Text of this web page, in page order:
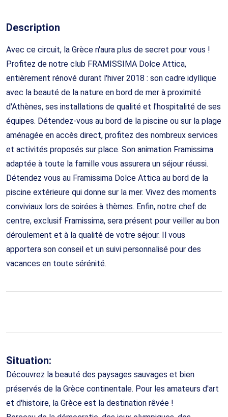
Description
Avec ce circuit, la Grèce n'aura plus de secret pour vous !
Profitez de notre club FRAMISSIMA Dolce Attica,
entièrement rénové durant l'hiver 2018 : son cadre idyllique
avec la beauté de la nature en bord de mer à proximité
d'Athènes, ses installations de qualité et l'hospitalité de ses
équipes. Détendez-vous au bord de la piscine ou sur la plage
aménagée en accès direct, profitez des nombreux services
et activités proposés sur place. Son animation Framissima
adaptée à toute la famille vous assurera un séjour réussi.
Détendez vous au Framissima Dolce Attica au bord de la
piscine extérieure qui donne sur la mer. Vivez des moments
conviviaux lors de soirées à thèmes. Enfin, notre chef de
centre, exclusif Framissima, sera présent pour veiller au bon
déroulement et à la qualité de votre séjour. Il vous
apportera son conseil et un suivi personnalisé pour des
vacances en toute sérénité.
Situation:
Découvrez la beauté des paysages sauvages et bien
préservés de la Grèce continentale. Pour les amateurs d'art
et d'histoire, la Grèce est la destination rêvée !